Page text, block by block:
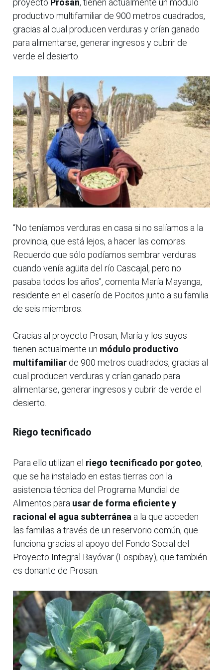
proyecto Prosan, tienen actualmente un módulo
productivo multifamiliar de 900 metros cuadrados,
gracias al cual producen verduras y crían ganado
para alimentarse, generar ingresos y cubrir de
verde el desierto.
“No teníamos verduras en casa si no salíamos a la
provincia, que está lejos, a hacer las compras.
Recuerdo que sólo podíamos sembrar verduras
cuando venía agüita del río Cascajal, pero no
pasaba todos los años”, comenta María Mayanga,
residente en el caserío de Pocitos junto a su familia
de seis miembros.
Gracias al proyecto Prosan, María y los suyos
tienen actualmente un módulo productivo
multifamiliar de 900 metros cuadrados, gracias al
cual producen verduras y crían ganado para
alimentarse, generar ingresos y cubrir de verde el
desierto.
Riego tecnificado
Para ello utilizan el riego tecnificado por goteo,
que se ha instalado en estas tierras con la
asistencia técnica del Programa Mundial de
Alimentos para usar de forma eficiente y
racional el agua subterránea a la que acceden
las familias a través de un reservorio común, que
funciona gracias al apoyo del Fondo Social del
Proyecto Integral Bayóvar (Fospibay), que también
es donante de Prosan.